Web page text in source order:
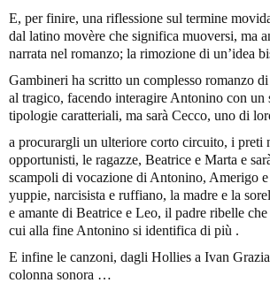
E, per finire, una riflessione sul termine
dal latino movère che significa muoversi, ma
narrata nel romanzo; la rimozione di un’idea
Gambineri ha scritto un complesso romanzo
al tragico, facendo interagire Antonino con un
tipologie caratteriali, ma sarà Cecco, uno di
a procurargli un ulteriore corto circuito, i preti
opportunisti, le ragazze, Beatrice e Marta e
scampoli di vocazione di Antonino, Amerigo
yuppie, narcisista e ruffiano, la madre e la
e amante di Beatrice e Leo, il padre ribelle
cui alla fine Antonino si identifica di più .
E infine le canzoni, dagli Hollies a Ivan
colonna sonora …